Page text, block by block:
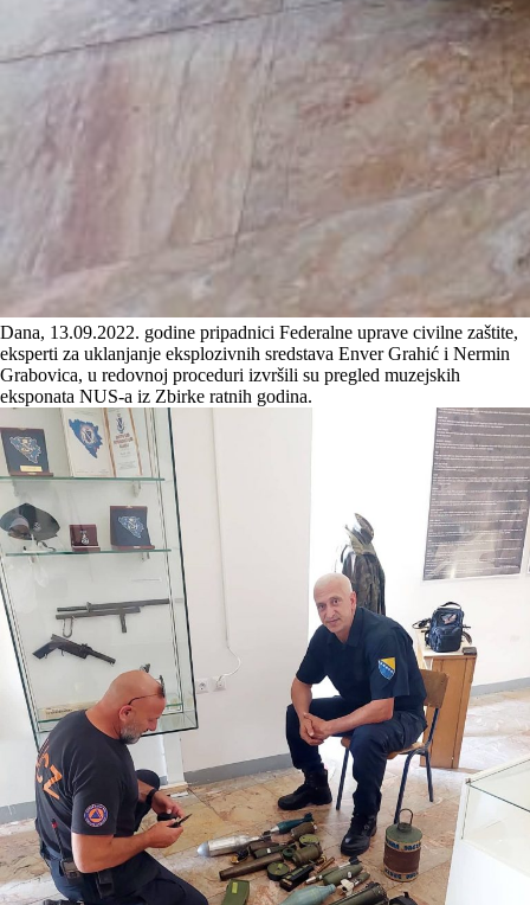
Dana, 13.09.2022. godine pripadnici Federalne uprave civilne zaštite,
eksperti za uklanjanje eksplozivnih sredstava Enver Grahić i Nermin
Grabovica, u redovnoj proceduri izvršili su pregled muzejskih
eksponata NUS-a iz Zbirke ratnih godina.